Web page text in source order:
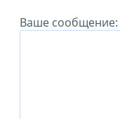
Ваше сообщение: